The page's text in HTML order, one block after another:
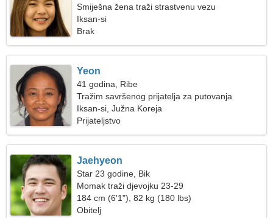
Smiješna žena traži strastvenu vezu
Iksan-si
Brak
Yeon
41 godina, Ribe
Tražim savršenog prijatelja za putovanja
Iksan-si, Južna Koreja
Prijateljstvo
Jaehyeon
Star 23 godine, Bik
Momak traži djevojku 23-29
184 cm (6'1"), 82 kg (180 lbs)
Obitelj